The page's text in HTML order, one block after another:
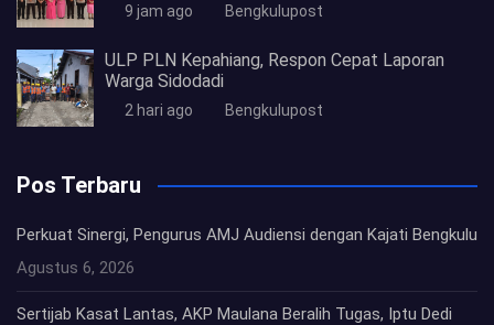
9 jam ago Bengkulupost
ULP PLN Kepahiang, Respon Cepat Laporan
Warga Sidodadi
2 hari ago Bengkulupost
Pos Terbaru
Perkuat Sinergi, Pengurus AMJ Audiensi dengan Kajati Bengkulu
Agustus 6, 2026
Sertijab Kasat Lantas, AKP Maulana Beralih Tugas, Iptu Dedi